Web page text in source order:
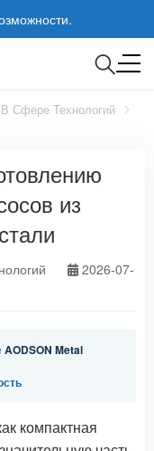
Сфере Технологий
из
2026-07-
AODSON Metal
компактная